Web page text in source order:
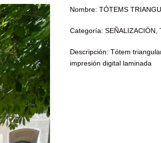
Nombre: TÓTEMS
Categoría: SEÑALIZACIÓN,
Descripción: Tótem
impresión digital laminada